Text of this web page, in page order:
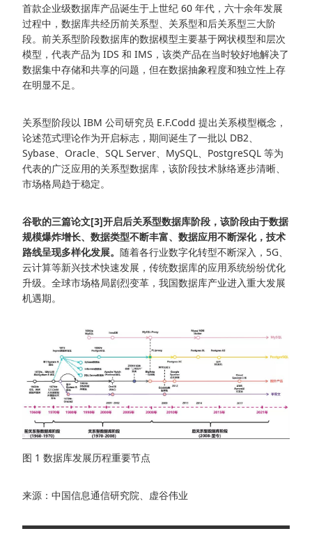
首款企业级数据库产品诞生于上世纪 60 年代，六十余年发展
过程中，数据库共经历前关系型、关系型和后关系型三大阶
段。前关系型阶段数据库的数据模型主要基于网状模型和层次
模型，代表产品为 IDS 和 IMS，该类产品在当时较好地解决了
数据集中存储和共享的问题，但在数据抽象程度和独立性上存
在明显不足。
关系型阶段以 IBM 公司研究员 E.F.Codd 提出关系模型概念，
论述范式理论作为开启标志，期间诞生了一批以 DB2、
Sybase、Oracle、SQL Server、MySQL、PostgreSQL 等为
代表的广泛应用的关系型数据库，该阶段技术脉络逐步清晰、
市场格局趋于稳定。
谷歌的三篇论文[3]开启后关系型数据库阶段，该阶段由于数据
规模爆炸增长、数据类型不断丰富、数据应用不断深化，技术
路线呈现多样化发展。 随着各行业数字化转型不断深入，5G、
云计算等新兴技术快速发展，传统数据库的应用系统纷纷优化
升级。全球市场格局剧烈变革，我国数据库产业进入重大发展
机遇期。
图 1 数据库发展历程重要节点
来源：中国信息通信研究院、虚谷伟业